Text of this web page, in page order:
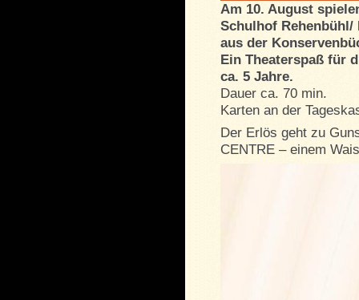
Am 10. August
Schulhof Rehenbühl/
aus der
Ein Theaterspaß für
ca. 5 Jahre.
Dauer ca. 70 min.
Karten an der
Der Erlös geht zu
CENTRE – einem